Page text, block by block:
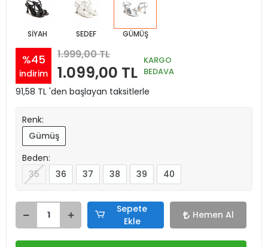
SİYAH SEDEF GÜMÜŞ
%45
indirim
1.999,00 TL
1.099,00 TL
KARGO
BEDAVA
91,58 TL 'den başlayan taksitlerle
Renk:
Gümüş
Beden:
35
36 37 38 39 40
Sepete
Ekle
Hemen Al